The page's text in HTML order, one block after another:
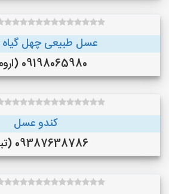
عسل طبیعی چهل
09198065980 (ارومیه)
کندو عسل
09387638786 (تبریز)